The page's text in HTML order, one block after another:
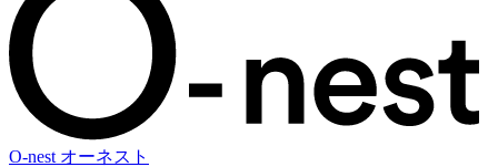
O-nest オーネスト